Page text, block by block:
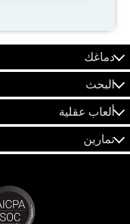
دماغك
البحث
ألعاب عقلية
تمارين